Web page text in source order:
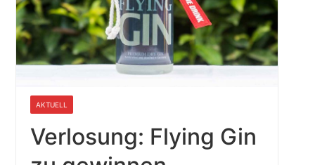
AKTUELL
Verlosung: Flying Gin